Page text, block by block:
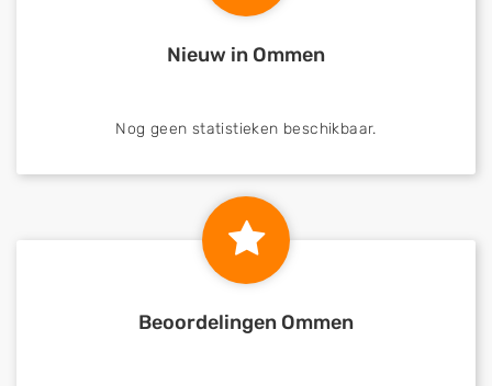
Nieuw in Ommen
Nog geen statistieken beschikbaar.
Beoordelingen Ommen